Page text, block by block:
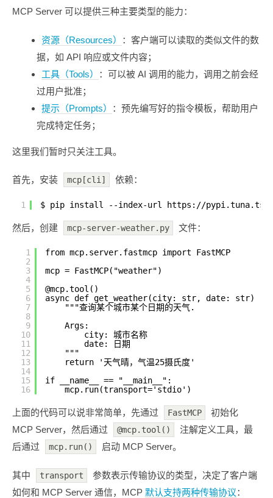
MCP Server 可以提供三种主要类型的能力：
资源（Resources）
：客户端可以读取的类似文件的数
据，如 API 响应或文件内容；
工具（Tools）
：可以被 AI 调用的能力，调用之前会经
过用户批准；
提示（Prompts）
：预先编写好的指令模板，帮助用户
完成特定任务；
这里我们暂时只关注工具。
首先，安装 mcp[cli] 依赖：
1 $ pip install --index-url https://
然后，创建 mcp-server-weather.py 文件：
1
2
3
4
5
6
7
8
9
10
11
12
13
14
15
16
from mcp.server.fastmcp import FastMCP
mcp = FastMCP("weather")
@mcp.tool()
async def get_weather(city: str, date: str) -
"""查询某个城市某个日期的天气.
Args:
city: 城市名称
date: 日期
"""
return '天气晴，气温25摄氏度'
if __name__ == "__main__":
mcp.run(transport='stdio')
上面的代码可以说非常简单，先通过 FastMCP
初始化
MCP Server，然后通过
@mcp.tool()
注解定义工具，最
后通过
mcp.run() 启动 MCP Server。
其中 transport
参数表示传输协议的类型，决定了客户端
如何和 MCP Server 通信，MCP 默认支持两种传输协议：